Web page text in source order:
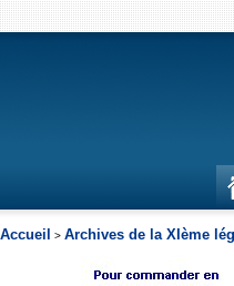
Accueil > Archives de la XIème